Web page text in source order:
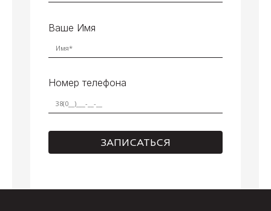
Ваше Имя
Номер телефона